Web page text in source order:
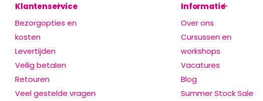
Klantenservice
Bezorgopties en
kosten
Levertijden
Veilig betalen
Retouren
Veel gestelde vragen
Informatie
Over ons
Cursussen en
workshops
Vacatures
Blog
Summer Stock Sale